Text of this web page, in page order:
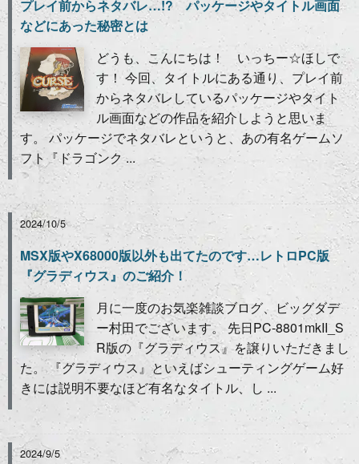
プレイ前からネタバレ…!? パッケージやタイトル画面
などにあった秘密とは
どうも、こんにちは！ いっちー☆ほしで
す！ 今回、タイトルにある通り、プレイ前
からネタバレしているパッケージやタイト
ル画面などの作品を紹介しようと思いま
す。 パッケージでネタバレというと、あの有名ゲームソ
フト『ドラゴンク ...
2024/10/5
MSX版やX68000版以外も出てたのです…レトロPC版
『グラディウス』のご紹介！
月に一度のお気楽雑談ブログ、ビッグダデ
ー村田でございます。 先日PC-8801mkII_S
R版の『グラディウス』を譲りいただきまし
た。 『グラディウス』といえばシューティングゲーム好
きには説明不要なほど有名なタイトル、し ...
2024/9/5